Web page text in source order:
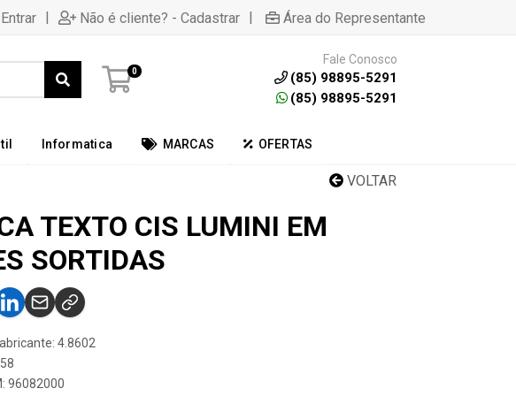
| Não é cliente? - Cadastrar | Área do Representante
0
Fale Conosco
(85) 98895-5291
(85) 98895-5291
Informatica MARCAS OFERTAS
VOLTAR
TEXTO CIS LUMINI EM
SORTIDAS
4.8602
96082000